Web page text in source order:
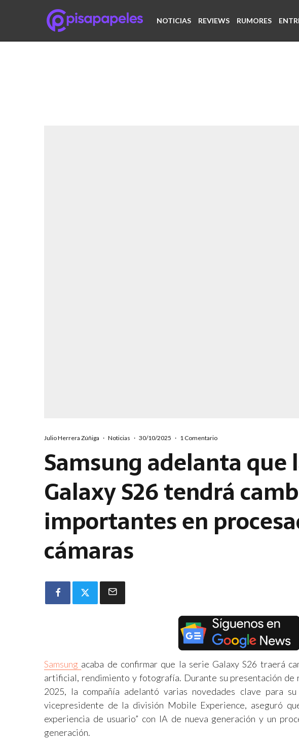
NOTICIAS REVIEWS RUMORES
Julio Herrera Zúñiga · Noticias · 30/10/2025 · 1 Comentario
Samsung adelanta que
Galaxy S26 tendrá
importantes en
cámaras
Samsung acaba de confirmar que la serie Galaxy S26 traerá
artificial, rendimiento y fotografía. Durante su presentación
2025, la compañía adelantó varias novedades clave para
vicepresidente de la división Mobile Experience, aseguró
experiencia de usuario” con IA de nueva generación y un
generación.